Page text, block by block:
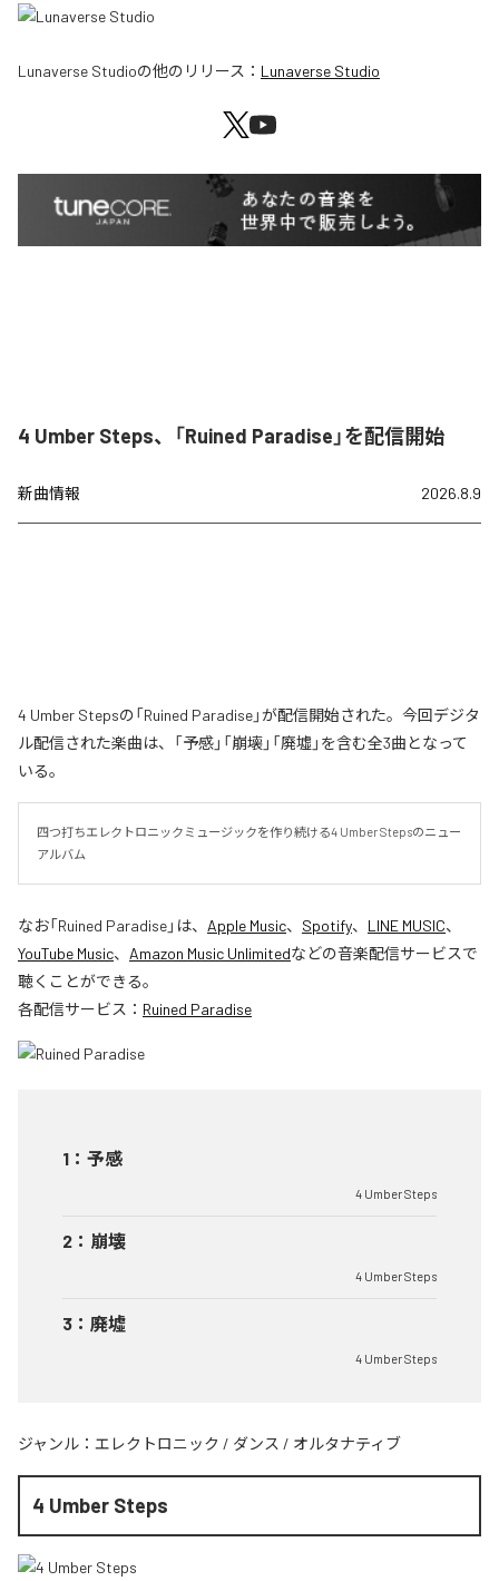
Lunaverse Studioの他のリリース： Lunaverse Studio
4 Umber Steps、「Ruined Paradise」を配信開始
新曲情報 2026.8.9
4 Umber Stepsの「Ruined Paradise」が配信開始された。今回デジタ
ル配信された楽曲は、「予感」「崩壊」「廃墟」を含む全3曲となって
いる。
四つ打ちエレクトロニックミュージックを作り続ける4 Umber Stepsのニュー
アルバム
なお「Ruined Paradise」は、 Apple Music、 Spotify、 LINE MUSIC、
YouTube Music、 Amazon Music Unlimitedなどの音楽配信サービスで
聴くことができる。
各配信サービス： Ruined Paradise
1 ： 予感
4 Umber Steps
2 ： 崩壊
4 Umber Steps
3 ： 廃墟
4 Umber Steps
ジャンル： エレクトロニック / ダンス / オルタナティブ
4 Umber Steps